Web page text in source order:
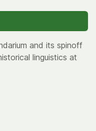
and its spinoff
linguistics at